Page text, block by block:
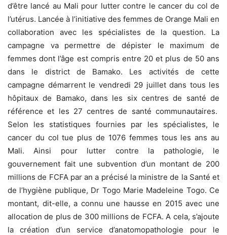
d’être lancé au Mali pour lutter contre le cancer du col de
l’utérus. Lancée à l’initiative des femmes de Orange Mali en
collaboration avec les spécialistes de la question. La
campagne va permettre de dépister le maximum de
femmes dont l’âge est compris entre 20 et plus de 50 ans
dans le district de Bamako. Les activités de cette
campagne démarrent le vendredi 29 juillet dans tous les
hôpitaux de Bamako, dans les six centres de santé de
référence et les 27 centres de santé communautaires.
Selon les statistiques fournies par les spécialistes, le
cancer du col tue plus de 1076 femmes tous les ans au
Mali. Ainsi pour lutter contre la pathologie, le
gouvernement fait une subvention d’un montant de 200
millions de FCFA par an a précisé la ministre de la Santé et
de l’hygiène publique, Dr Togo Marie Madeleine Togo. Ce
montant, dit-elle, a connu une hausse en 2015 avec une
allocation de plus de 300 millions de FCFA. A cela, s’ajoute
la création d’un service d’anatomopathologie pour le